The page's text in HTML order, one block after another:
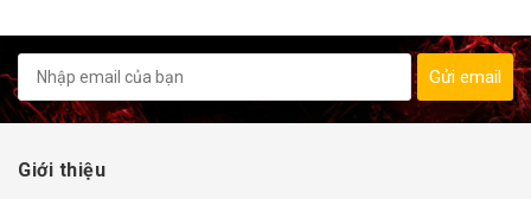
Gửi email
Giới thiệu